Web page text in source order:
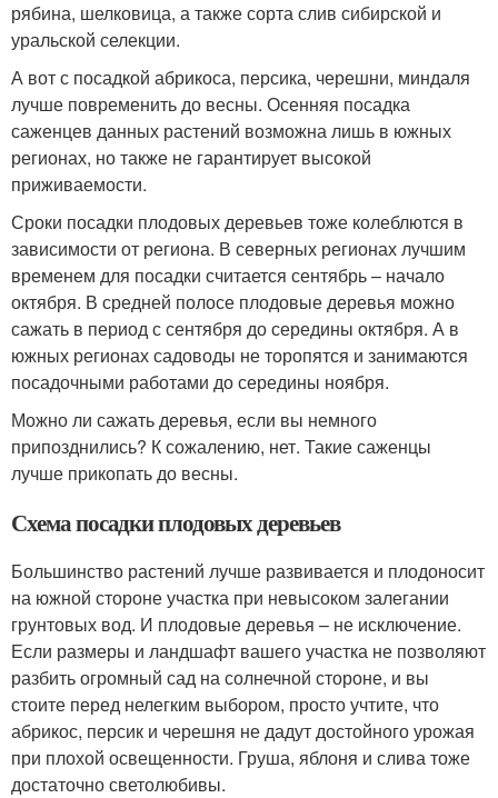
рябина, шелковица, а также сорта слив сибирской и
уральской селекции.
А вот с посадкой абрикоса, персика, черешни, миндаля
лучше повременить до весны. Осенняя посадка
саженцев данных растений возможна лишь в южных
регионах, но также не гарантирует высокой
приживаемости.
Сроки посадки плодовых деревьев тоже колеблются в
зависимости от региона. В северных регионах лучшим
временем для посадки считается сентябрь – начало
октября. В средней полосе плодовые деревья можно
сажать в период с сентября до середины октября. А в
южных регионах садоводы не торопятся и занимаются
посадочными работами до середины ноября.
Можно ли сажать деревья, если вы немного
припозднились? К сожалению, нет. Такие саженцы
лучше прикопать до весны.
Схема посадки плодовых деревьев
Большинство растений лучше развивается и плодоносит
на южной стороне участка при невысоком залегании
грунтовых вод. И плодовые деревья – не исключение.
Если размеры и ландшафт вашего участка не позволяют
разбить огромный сад на солнечной стороне, и вы
стоите перед нелегким выбором, просто учтите, что
абрикос, персик и черешня не дадут достойного урожая
при плохой освещенности. Груша, яблоня и слива тоже
достаточно светолюбивы.